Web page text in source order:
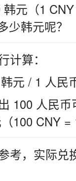
元（1
少韩元呢？
计算：
元 / 1 人民
100 人民
100 CNY =
考，实际